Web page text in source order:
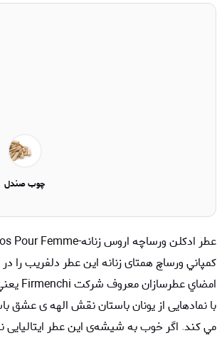
چوب صندل
با نمادهایی از یونان باستان نقش الهه ی عشق
مي كند. اگر خوب به شیشه‌ی این عطر